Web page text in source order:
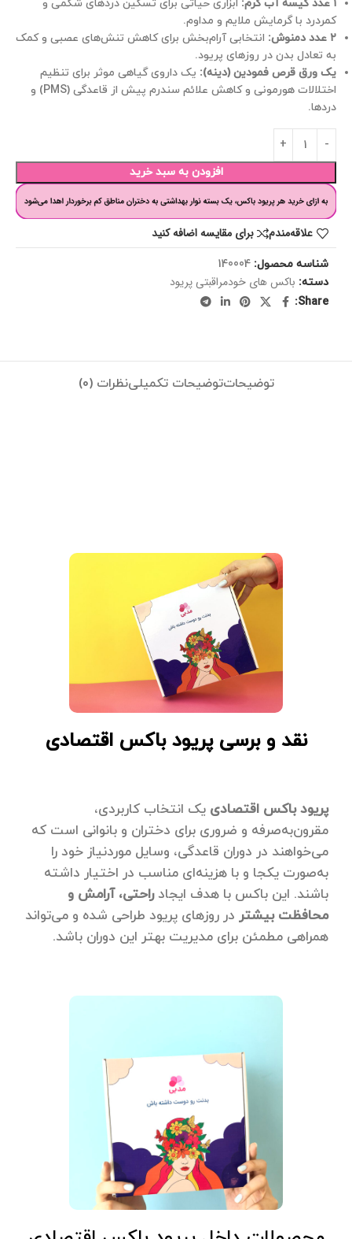
۱ عدد کیسه آب گرم:
ابزاری حیاتی برای تسکین دردهای شکمی و
کمردرد با گرمایش ملایم و مداوم.
۲ عدد دمنوش:
انتخابی آرام‌بخش برای کاهش تنش‌های عصبی و کمک
به تعادل بدن در روزهای پریود.
یک ورق قرص فمودین (دینه): یک داروی گیاهی موثر برای تنظیم
اختلالات هورمونی و کاهش علائم سندرم پیش از قاعدگی (PMS) و
دردها.
افزودن به سبد خرید
علاقه‌مندم برای مقایسه اضافه کنید
شناسه محصول: 140004
دسته: باکس های خودمراقبتی پریود
Share:
توضیحاتتوضیحات تکمیلینظرات (0)
نقد و برسی پریود باکس اقتصادی
پریود باکس اقتصادی یک انتخاب کاربردی،
مقرون‌به‌صرفه و ضروری برای دختران و بانوانی است که
می‌خواهند در دوران قاعدگی، وسایل موردنیاز خود را
به‌صورت یکجا و با هزینه‌ای مناسب در اختیار داشته
باشند. این باکس با هدف ایجادراحتی، آرامش و
محافظت بیشتر در روزهای پریود طراحی شده و می‌تواند
همراهی مطمئن برای مدیریت بهتر این دوران باشد.